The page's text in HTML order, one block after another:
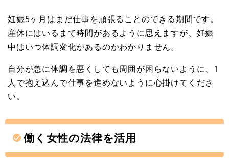
妊娠5ヶ月はまだ仕事を頑張ることのできる期間です。
産休にはいるまで時間があるように思えますが、妊娠
中はいつ体調変化があるのかわかりません。
自分が急に体調を悪くしても周囲が困らないように、1
人で抱え込んで仕事を進めないように心掛けてくださ
い。
働く女性の法律を活用